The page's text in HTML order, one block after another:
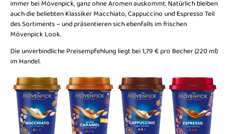
immer bei Mövenpick, ganz ohne Aromen auskommt. Natürlich bleiben
auch die beliebten Klassiker Macchiato, Cappuccino und Espresso Teil
des Sortiments – und präsentieren sich ebenfalls im frischen
Mövenpick Look.
Die unverbindliche Preisempfehlung liegt bei 1,79 € pro Becher (220 ml)
im Handel.